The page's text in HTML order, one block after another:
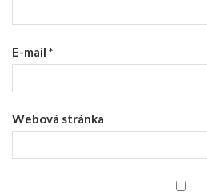
E-mail *
Webová stránka